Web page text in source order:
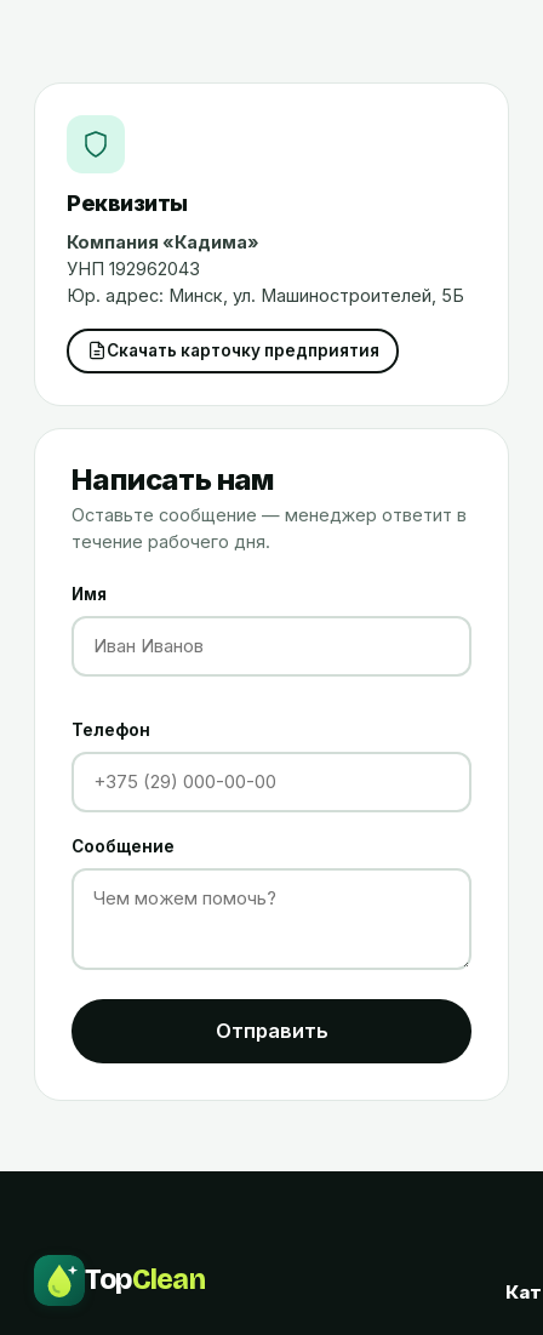
Реквизиты
Компания «Кадима»
УНП 192962043
Юр. адрес: Минск ул. Машиностроителей, 5Б
Скачать карточку предприятия
Написать нам
Оставьте сообщение — менеджер ответит в
течение рабочего дня.
Имя
Телефон
Сообщение
Отправить
TopClean